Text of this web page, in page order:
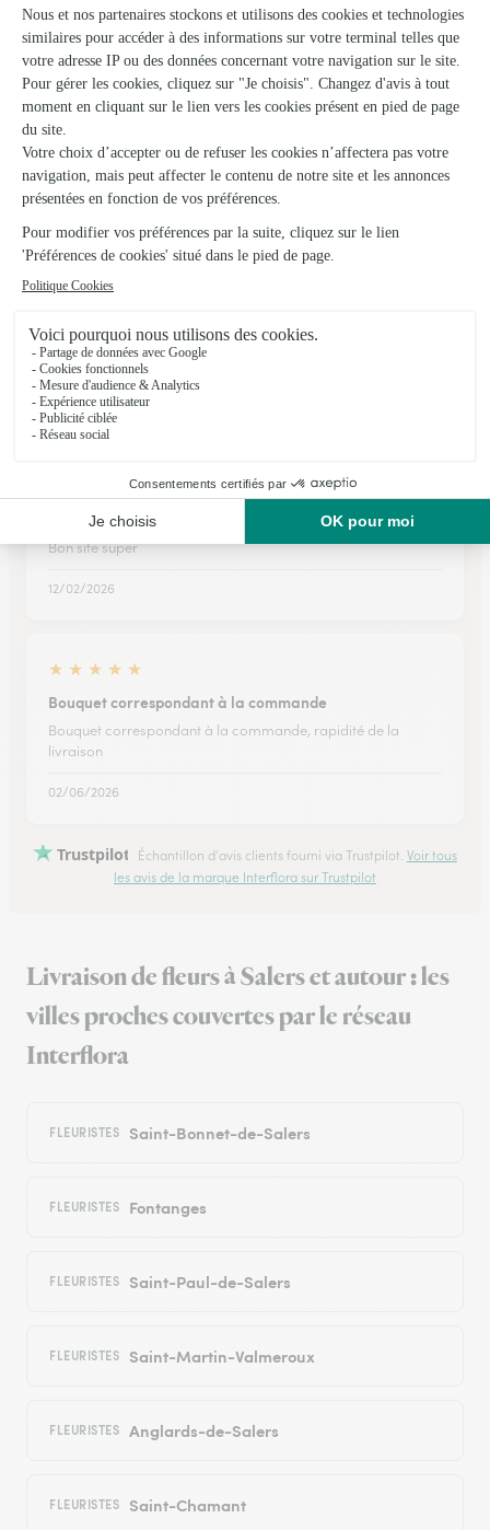
Salers
★ ★ ★ ★
★
L'écriture du message est tres compliqué pour la mise
en page
L'écriture du
18/04/2026
Bon suivi et livraison en temps et en…
Bon suivi et livraison en temps et en heure
27/07/2026
★
Bon site super
Bon site super
12/02/2026
★ ★ ★ ★ ★
Bouquet correspondant à la commande
Bouquet correspondant à la commande, rapidité de la
livraison
02/06/2026
Trustpilot Échantillon d'avis clients fourni via Trustpilot. Voir tous
les avis de la marque Interflora sur Trustpilot
Livraison de fleurs à Salers et autour : les
villes proches couvertes par le réseau
Interflora
FLEURISTES Saint-Bonnet-de-Salers
FLEURISTES Fontanges
FLEURISTES Saint-Paul-de-Salers
FLEURISTES Saint-Martin-Valmeroux
FLEURISTES Anglards-de-Salers
FLEURISTES Saint-Chamant